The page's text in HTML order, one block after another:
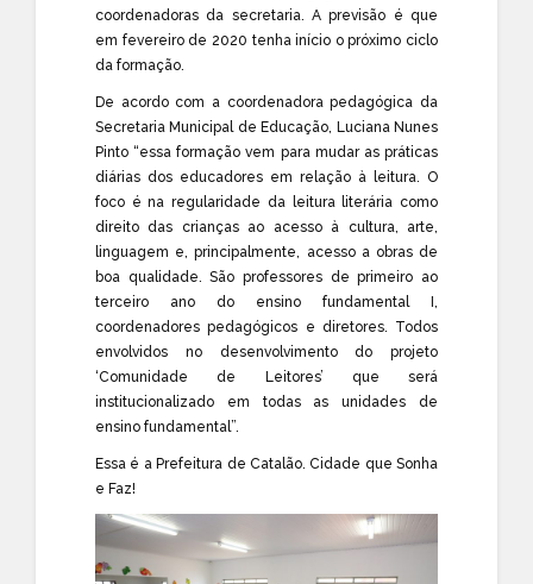
coordenadoras da secretaria. A previsão é que
em fevereiro de 2020 tenha início o próximo ciclo
da formação.
De acordo com a coordenadora pedagógica da
Secretaria Municipal de Educação, Luciana Nunes
Pinto “essa formação vem para mudar as práticas
diárias dos educadores em relação à leitura. O
foco é na regularidade da leitura literária como
direito das crianças ao acesso à cultura, arte,
linguagem e, principalmente, acesso a obras de
boa qualidade. São professores de primeiro ao
terceiro ano do ensino fundamental I,
coordenadores pedagógicos e diretores. Todos
envolvidos no desenvolvimento do projeto
‘Comunidade de Leitores’ que será
institucionalizado em todas as unidades de
ensino fundamental”.
Essa é a Prefeitura de Catalão. Cidade que Sonha
e Faz!